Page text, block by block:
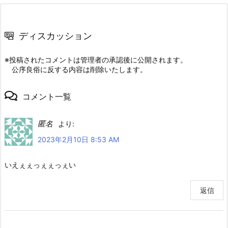
ディスカッション
※投稿されたコメントは管理者の承認後に公開されます。
公序良俗に反する内容は削除いたします。
コメント一覧
匿名
より:
2023年2月10日 8:53 AM
いえぇぇっぇぇっぇい
返信